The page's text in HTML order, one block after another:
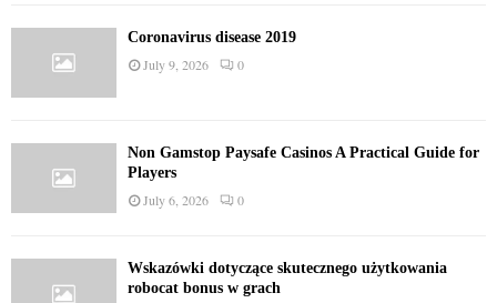
Coronavirus disease 2019
July 9, 2026 0
Non Gamstop Paysafe Casinos A Practical Guide for
Players
July 6, 2026 0
Wskazówki dotyczące skutecznego użytkowania
robocat bonus w grach